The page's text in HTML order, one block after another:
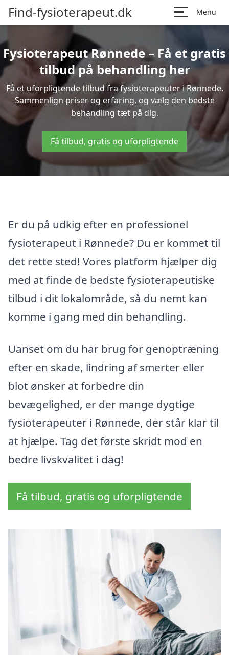
Find-fysioterapeut.dk Menu
Fysioterapeut Rønnede – Få et gratis
tilbud på behandling her
Få et uforpligtende tilbud fra fysioterapeuter i Rønnede.
Sammenlign priser og erfaring, og vælg den bedste
behandling tæt på dig.
Få tilbud, gratis og uforpligtende
Er du på udkig efter en professionel
fysioterapeut i Rønnede? Du er kommet til
det rette sted! Vores platform hjælper dig
med at finde de bedste fysioterapeutiske
tilbud i dit lokalområde, så du nemt kan
komme i gang med din behandling.
Uanset om du har brug for genoptræning
efter en skade, lindring af smerter eller
blot ønsker at forbedre din
bevægelighed, er der mange dygtige
fysioterapeuter i Rønnede, der står klar til
at hjælpe. Tag det første skridt mod en
bedre livskvalitet i dag!
Få tilbud, gratis og uforpligtende